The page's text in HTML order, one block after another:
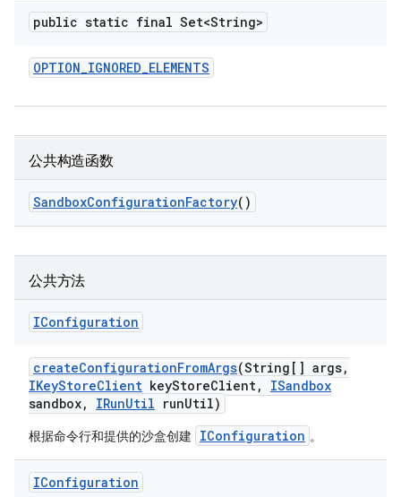
public static final Set<String>
OPTION_IGNORED_ELEMENTS
公共构造函数
SandboxConfigurationFactory()
公共方法
IConfiguration
createConfigurationFromArgs(String[] args,
IKeyStoreClient keyStoreClient,
ISandbox
sandbox, IRunUtil runUtil)
根据命令行和提供的沙盒创建 IConfiguration 。
IConfiguration